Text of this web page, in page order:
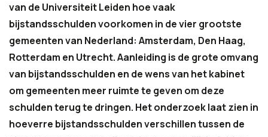
van de Universiteit Leiden hoe vaak
bijstandsschulden voorkomen in de vier grootste
gemeenten van Nederland: Amsterdam, Den Haag,
Rotterdam en Utrecht. Aanleiding is de grote omvang
van bijstandsschulden en de wens van het kabinet
om gemeenten meer ruimte te geven om deze
schulden terug te dringen. Het onderzoek laat zien in
hoeverre bijstandsschulden verschillen tussen de